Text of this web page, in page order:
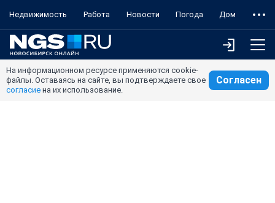
Недвижимость Работа Новости Погода Дом
На информационном ресурсе применяются cookie-
файлы. Оставаясь на сайте, вы подтверждаете свое
согласие на их использование.
Согласен